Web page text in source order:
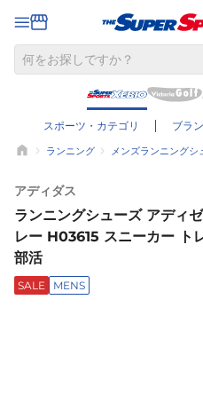
スポーツ・カテゴリ ブラ
ランニング メンズランニングシ
アディダス
ランニングシューズ アディ
レー H03615 スニーカー ト
部活
SALE MENS